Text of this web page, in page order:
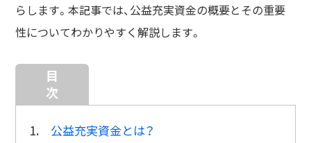
らします。本記事では、公益充実資金の概要とその重要
性についてわかりやすく解説します。
目
次
1. 公益充実資金とは？